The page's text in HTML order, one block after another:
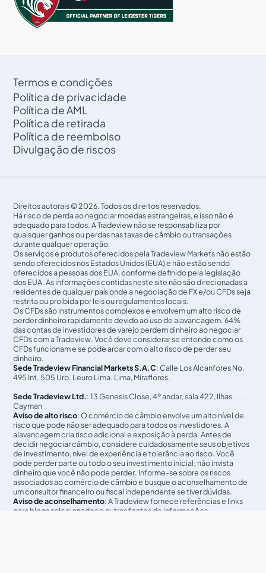
Termos e condições
Política de privacidade
Política de AML
Política de retirada
Política de reembolso
Divulgação de riscos
Direitos autorais © 2026. Todos os direitos reservados.
Há risco de perda ao negociar moedas estrangeiras, e isso não é
adequado para todos. A Tradeview não se responsabiliza por
quaisquer ganhos ou perdas nas taxas de câmbio ou transações
durante qualquer operação.
Os serviços e produtos oferecidos pela Tradeview Markets não estão
sendo oferecidos nos Estados Unidos (EUA) e não estão sendo
oferecidos a pessoas dos EUA, conforme definido pela legislação
dos EUA. As informações contidas neste site não são direcionadas a
residentes de qualquer país onde a negociação de FX e/ou CFDs seja
restrita ou proibida por leis ou regulamentos locais.
Os CFDs são instrumentos complexos e envolvem um alto risco de
perder dinheiro rapidamente devido ao uso de alavancagem. 64%
das contas de investidores de varejo perdem dinheiro ao negociar
CFDs com a Tradeview. Você deve considerar se entende como os
CFDs funcionam e se pode arcar com o alto risco de perder seu
dinheiro.
Sede Tradeview Financial Markets S.A.C: Calle Los Alcanfores No.
495 Int. 505 Urb. Leuro Lima. Lima, Miraflores.
Sede Tradeview Ltd.: 13 Genesis Close, 4º andar, sala 422, Ilhas
Cayman
Aviso de alto risco: O comércio de câmbio envolve um alto nível de
risco que pode não ser adequado para todos os investidores. A
alavancagem cria risco adicional e exposição à perda. Antes de
decidir negociar câmbio, considere cuidadosamente seus objetivos
de investimento, nível de experiência e tolerância ao risco. Você
pode perder parte ou todo o seu investimento inicial; não invista
dinheiro que você não pode perder. Informe-se sobre os riscos
associados ao comércio de câmbio e busque o aconselhamento de
um consultor financeiro ou fiscal independente se tiver dúvidas.
Aviso de aconselhamento: A Tradeview fornece referências e links
para blogs selecionados e outras fontes de informações